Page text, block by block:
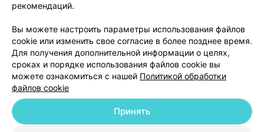
Обработка персональных данных
© 2026 ООО «Артокс Лаб», УНП 191700409
| 220012, Республика Беларусь,
рекомендаций.
Вы можете настроить параметры использования файлов
cookie или изменить свое согласие в более позднее время.
Для получения дополнительной информации о целях,
сроках и порядке использования файлов cookie вы
можете ознакомиться с нашей Политикой обработки
файлов cookie
Принять